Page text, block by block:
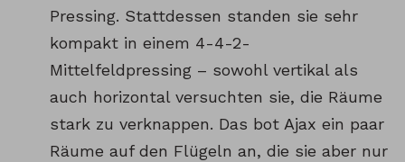
Pressing. Stattdessen standen sie sehr
kompakt in einem 4-4-2-
Mittelfeldpressing – sowohl vertikal als
auch horizontal versuchten sie, die Räume
stark zu verknappen. Das bot Ajax ein paar
Räume auf den Flügeln an, die sie aber nur